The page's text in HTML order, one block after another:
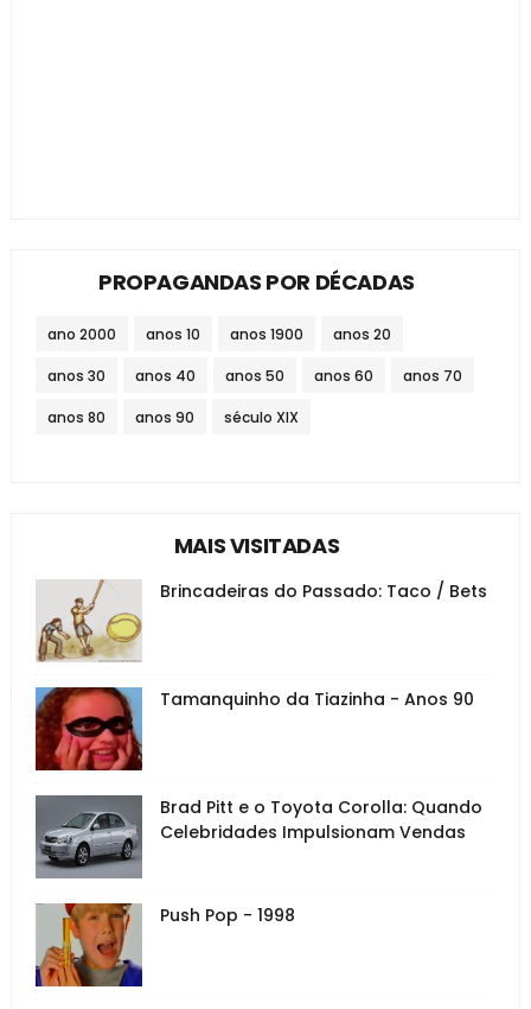
PROPAGANDAS POR DÉCADAS
ano 2000 anos 10 anos 1900 anos 20
anos 30 anos 40 anos 50 anos 60 anos 70
anos 80 anos 90 século XIX
MAIS VISITADAS
Brincadeiras do Passado: Taco / Bets
Tamanquinho da Tiazinha - Anos 90
Brad Pitt e o Toyota Corolla: Quando
Celebridades Impulsionam Vendas
Push Pop - 1998